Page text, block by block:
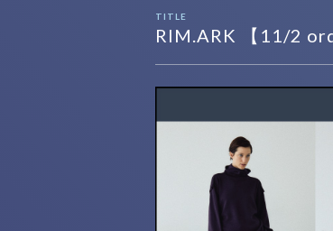
TITLE
RIM.ARK 【11/2